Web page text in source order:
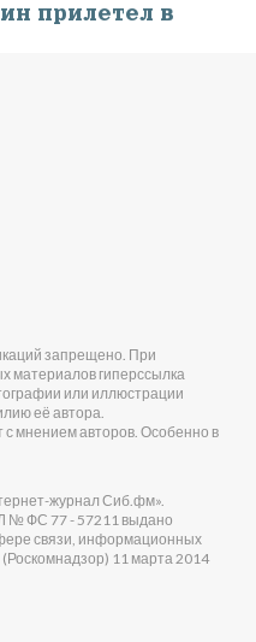
прилетел в
запрещено. При
материалов гиперссылка
или иллюстрации
её автора.
с мнением авторов. Особенно в
журнал Сиб.фм».
№ ФС 77 - 57211 выдано
связи, информационных
11 марта 2014